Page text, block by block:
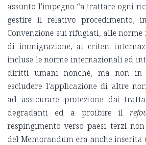
assunto l'impegno “a trattare ogni
gestire il relativo procedimento,
Convenzione sui rifugiati, alle
di immigrazione, ai criteri
incluse le norme internazionali ed
diritti umani nonché, ma non in
escludere l'applicazione di altre
ad assicurare protezione dai
degradanti ed a proibire il
respingimento verso paesi terzi
del Memorandum era anche inserita